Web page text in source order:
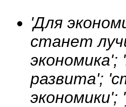
'Для
станет
развита';
экономики';